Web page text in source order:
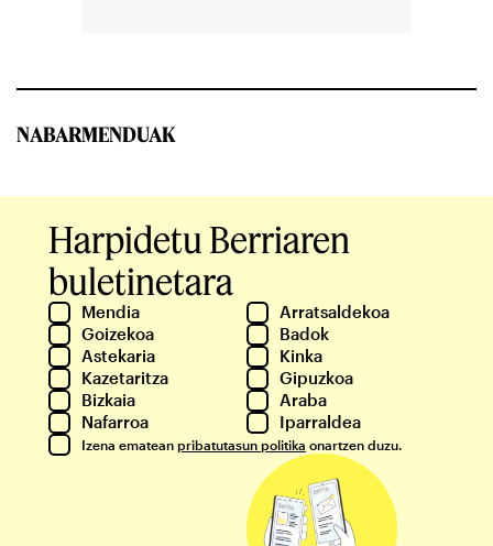
NABARMENDUAK
Harpidetu Berriaren
buletinetara
Mendia
Arratsaldekoa
Goizekoa
Badok
Astekaria
Kinka
Kazetaritza
Gipuzkoa
Bizkaia
Araba
Nafarroa
Iparraldea
Izena ematean pribatutasun politika onartzen duzu.